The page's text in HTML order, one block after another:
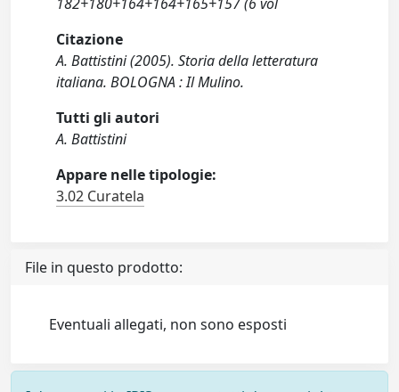
Citazione
A. Battistini (2005). Storia della letteratura
italiana. BOLOGNA : Il Mulino.
Tutti gli autori
A. Battistini
Appare nelle tipologie:
3.02 Curatela
File in questo prodotto:
Eventuali allegati, non sono esposti